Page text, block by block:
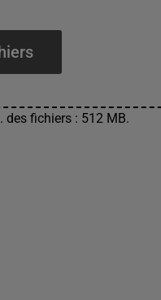
des fichiers : 512 MB.